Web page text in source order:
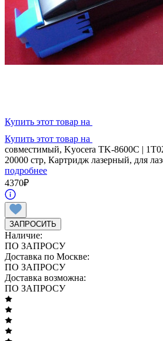
Купить этот товар на
Купить этот товар на
совместимый, Kyocera TK-8600C |
20000 стр, Картридж лазерный, для
подробнее
4370₽
ЗАПРОСИТЬ
Наличие:
ПО ЗАПРОСУ
Доставка по Москве:
ПО ЗАПРОСУ
Доставка возможна:
ПО ЗАПРОСУ